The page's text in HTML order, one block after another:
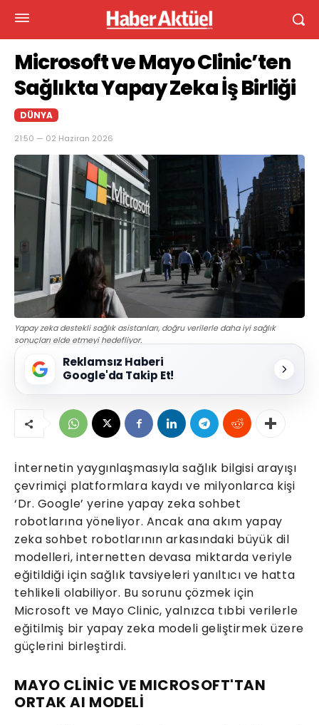
Microsoft ve Mayo Clinic’ten
Sağlıkta Yapay Zeka İş Birliği
DÜNYA
21:50 — 02 Haziran 2026
Yapay zeka destekli sağlık asistanları, doğru verilerle daha iyi sağlık
sonuçları elde etmeyi hedefliyor.
Reklamsız Haberi
Google'da Takip Et!
İnternetin yaygınlaşmasıyla sağlık bilgisi arayışı
çevrimiçi platformlara kaydı ve milyonlarca kişi
‘Dr. Google’ yerine yapay zeka sohbet
robotlarına yöneliyor. Ancak ana akım yapay
zeka sohbet robotlarının arkasındaki büyük dil
modelleri, internetten devasa miktarda veriyle
eğitildiği için sağlık tavsiyeleri yanıltıcı ve hatta
tehlikeli olabiliyor. Bu sorunu çözmek için
Microsoft ve Mayo Clinic, yalnızca tıbbi verilerle
eğitilmiş bir yapay zeka modeli geliştirmek üzere
güçlerini birleştirdi.
MAYO CLİNİC VE MICROSOFT'TAN
ORTAK AI MODELİ